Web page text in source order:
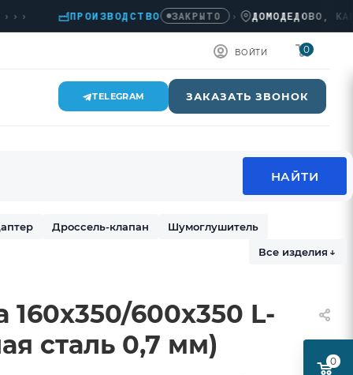
ПРОИЗВОДСТВО ЗАКРЫТО › ДОМОДЕДОВО,
ВОЙТИ 0
TELEGRAM ЗАКАЗАТЬ ЗВОНОК
Дроссель-клапан
Шумоглушитель
Все изделия ↓
600х350 L-
сталь 0,7 мм)
0